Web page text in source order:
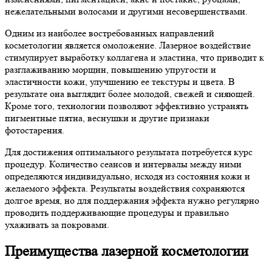
нежелательными волосами и другими несовершенствами.
Одним из наиболее востребованных направлений
косметологии является омоложение. Лазерное воздействие
стимулирует выработку коллагена и эластина, что приводит к
разглаживанию морщин, повышению упругости и
эластичности кожи, улучшению ее текстуры и цвета. В
результате она выглядит более молодой, свежей и сияющей.
Кроме того, технологии позволяют эффективно устранять
пигментные пятна, веснушки и другие признаки
фотостарения.
Для достижения оптимального результата потребуется курс
процедур. Количество сеансов и интервалы между ними
определяются индивидуально, исходя из состояния кожи и
желаемого эффекта. Результаты воздействия сохраняются
долгое время, но для поддержания эффекта нужно регулярно
проводить поддерживающие процедуры и правильно
ухаживать за покровами.
Преимущества лазерной косметологии